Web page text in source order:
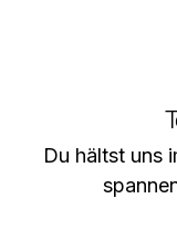
Du hältst uns